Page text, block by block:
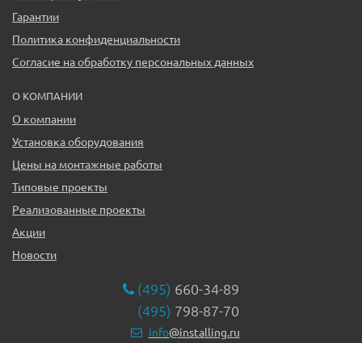
Гарантии
Политика конфиденциальности
Согласие на обработку персональных данных
О КОМПАНИИ
О компании
Установка оборудования
Цены на монтажные работы
Типовые проекты
Реализованные проекты
Акции
Новости
(495) 660-34-89
(495) 798-87-70
info@installing.ru